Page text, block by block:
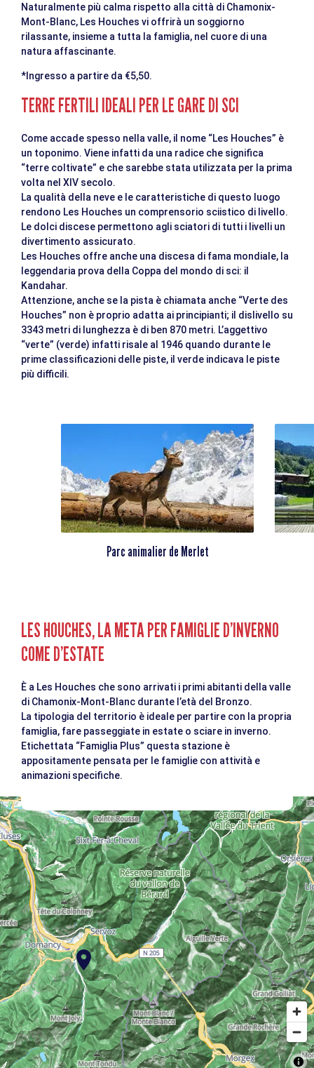
Naturalmente più calma rispetto alla città di Chamonix-
Mont-Blanc, Les Houches vi offrirà un soggiorno
rilassante, insieme a tutta la famiglia, nel cuore di una
natura affascinante.
*Ingresso a partire da €5,50.
TERRE FERTILI IDEALI PER LE GARE DI SCI
Come accade spesso nella valle, il nome “Les Houches” è
un toponimo. Viene infatti da una radice che significa
“terre coltivate” e che sarebbe stata utilizzata per la prima
volta nel XIV secolo.
La qualità della neve e le caratteristiche di questo luogo
rendono Les Houches un comprensorio sciistico di livello.
Le dolci discese permettono agli sciatori di tutti i livelli un
divertimento assicurato.
Les Houches offre anche una discesa di fama mondiale, la
leggendaria prova della Coppa del mondo di sci: il
Kandahar.
Attenzione, anche se la pista è chiamata anche “Verte des
Houches” non è proprio adatta ai principianti; il dislivello su
3343 metri di lunghezza è di ben 870 metri. L’aggettivo
“verte” (verde) infatti risale al 1946 quando durante le
prime classificazioni delle piste, il verde indicava le piste
più difficili.
Parc animalier de Merlet
LES HOUCHES, LA META PER FAMIGLIE D’INVERNO
COME D’ESTATE
È a Les Houches che sono arrivati i primi abitanti della valle
di Chamonix-Mont-Blanc durante l’età del Bronzo.
La tipologia del territorio è ideale per partire con la propria
famiglia, fare passeggiate in estate o sciare in inverno.
Etichettata “Famiglia Plus” questa stazione è
appositamente pensata per le famiglie con attività e
animazioni specifiche.